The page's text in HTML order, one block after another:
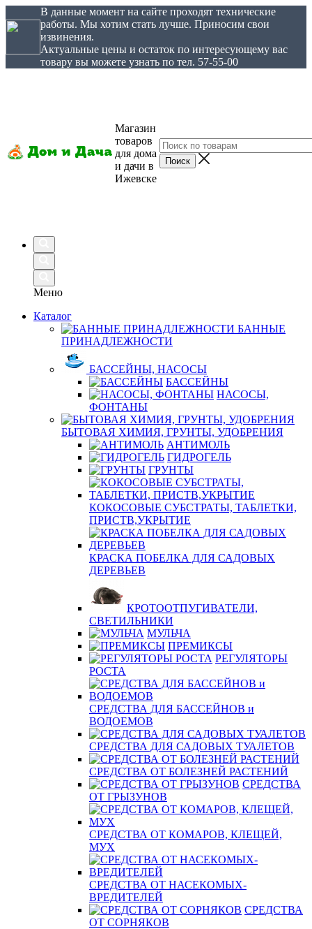
В данные момент на сайте проходят технические
работы. Мы хотим стать лучше. Приносим свои
извинения.
Актуальные цены и остаток по интересующему вас
товару вы можете узнать по тел. 57-55-00
Магазин
товаров
для дома
и дачи в
Ижевске
Меню
Каталог
БАННЫЕ
ПРИНАДЛЕЖНОСТИ
БАССЕЙНЫ, НАСОСЫ
БАССЕЙНЫ
НАСОСЫ,
ФОНТАНЫ
БЫТОВАЯ ХИМИЯ, ГРУНТЫ, УДОБРЕНИЯ
АНТИМОЛЬ
ГИДРОГЕЛЬ
ГРУНТЫ
КОКОСОВЫЕ СУБСТРАТЫ, ТАБЛЕТКИ,
ПРИСТВ,УКРЫТИЕ
КРАСКА ПОБЕЛКА ДЛЯ САДОВЫХ
ДЕРЕВЬЕВ
КРОТООТПУГИВАТЕЛИ,
СВЕТИЛЬНИКИ
МУЛЬЧА
ПРЕМИКСЫ
РЕГУЛЯТОРЫ
РОСТА
СРЕДСТВА ДЛЯ БАССЕЙНОВ и
ВОДОЕМОВ
СРЕДСТВА ДЛЯ САДОВЫХ ТУАЛЕТОВ
СРЕДСТВА ОТ БОЛЕЗНЕЙ РАСТЕНИЙ
СРЕДСТВА
ОТ ГРЫЗУНОВ
СРЕДСТВА ОТ КОМАРОВ, КЛЕЩЕЙ,
МУХ
СРЕДСТВА ОТ НАСЕКОМЫХ-
ВРЕДИТЕЛЕЙ
СРЕДСТВА
ОТ СОРНЯКОВ